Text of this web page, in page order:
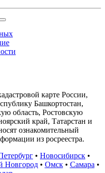
карте России,
Башкортостан,
область, Ростовскую
край, Татарстан и
ознакомительный
из росреестра.
• Новосибирск •
Новгород• Омск• Самара •